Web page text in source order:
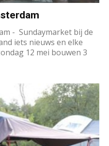
- Sundaymarket bij de
iets nieuws en elke
12 mei bouwen 3